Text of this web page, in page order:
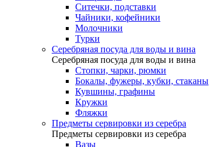
Ситечки, подставки
Чайники, кофейники
Молочники
Турки
Серебряная посуда для воды и вина
Серебряная посуда для воды и вина
Стопки, чарки, рюмки
Бокалы, фужеры, кубки, стаканы
Кувшины, графины
Кружки
Фляжки
Предметы сервировки из серебра
Предметы сервировки из серебра
Вазы